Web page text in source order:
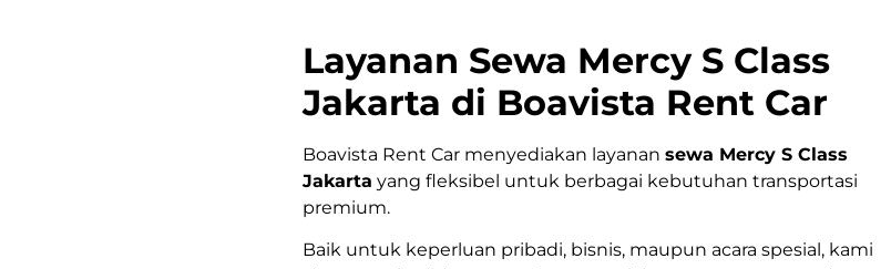
Layanan Sewa Mercy S Class
Jakarta di Boavista Rent Car
Boavista Rent Car menyediakan layanan sewa Mercy S Class
Jakarta yang fleksibel untuk berbagai kebutuhan transportasi
premium.
Baik untuk keperluan pribadi, bisnis, maupun acara spesial, kami